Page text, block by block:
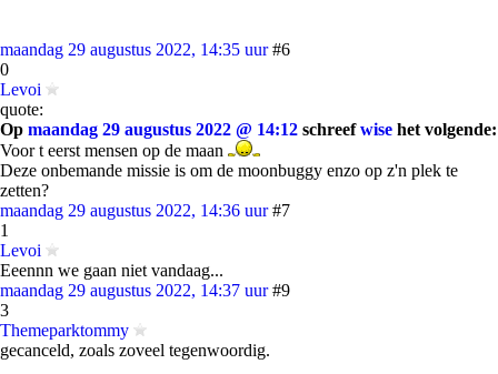
maandag 29 augustus 2022, 14:35 uur #6
0
Levoi
quote:
Op maandag 29 augustus 2022 @ 14:12 schreefwise het volgende:
Voor t eerst mensen op de maan
Deze onbemande missie is om de moonbuggy enzo op z'n plek te
zetten?
maandag 29 augustus 2022, 14:36 uur #7
1
Levoi
Eeennn we gaan niet vandaag...
maandag 29 augustus 2022, 14:37 uur #9
3
Themeparktommy
gecanceld, zoals zoveel tegenwoordig.